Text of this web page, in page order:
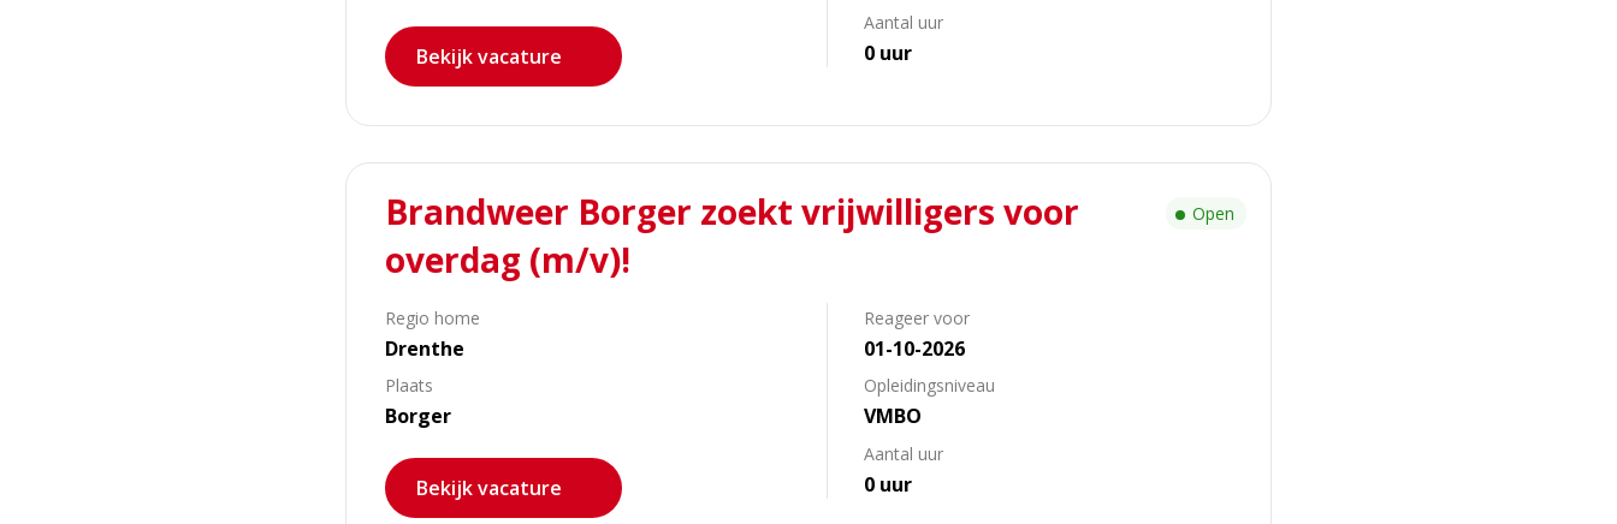
Bekijk vacature
Aantal uur
0 uur
Brandweer Borger zoekt vrijwilligers voor
overdag (m/v)!
Regio home
Drenthe
Plaats
Borger
Bekijk vacature
Reageer voor
01-10-2026
Opleidingsniveau
VMBO
Aantal uur
0 uur
Open
Lees
meer
Brandweer
zoekt
vrijwilligers
overdag